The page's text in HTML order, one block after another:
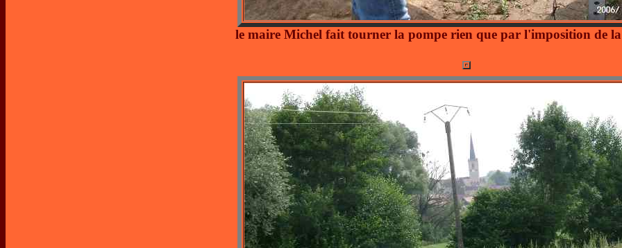
le maire Michel fait tourner la pompe rien que par l'imposition de